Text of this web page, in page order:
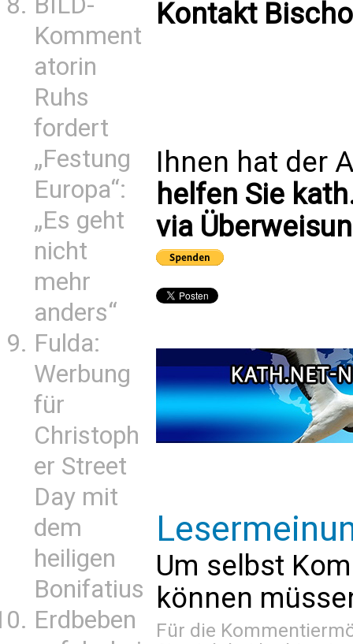
Komment
atorin
Ruhs
fordert
„Festung
Europa“:
„Es geht
nicht
mehr
anders“
Fulda:
Werbung
für
Christoph
er Street
Day mit
dem
heiligen
Bonifatius
Erdbeben
Kontakt
Ihnen hat der
helfen Sie
via
Um selbst
können
Für die